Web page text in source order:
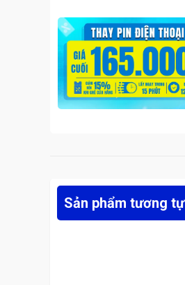
Sản phẩm tương tự